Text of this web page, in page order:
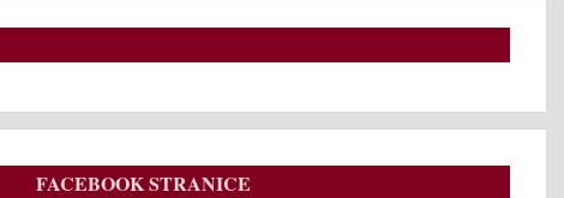
FACEBOOK STRANICE